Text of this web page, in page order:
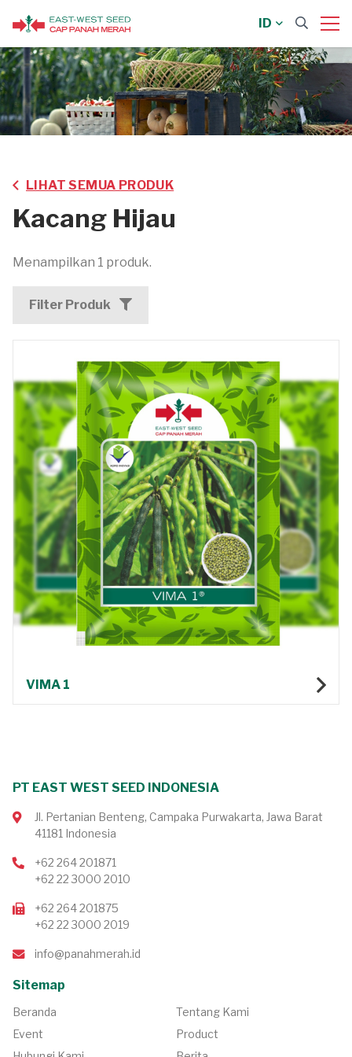
ID
LIHAT SEMUA PRODUK
Kacang Hijau
Menampilkan 1 produk.
Filter Produk
VIMA 1
PT EAST WEST SEED INDONESIA
Jl. Pertanian Benteng, Campaka Purwakarta, Jawa Barat
41181 Indonesia
+62 264 201871
+62 22 3000 2010
+62 264 201875
+62 22 3000 2019
info@panahmerah.id
Sitemap
Beranda
Tentang Kami
Event
Product